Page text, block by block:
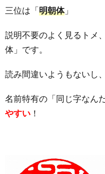
三位は「明朝体」
説明不要のよく見るトメ
体」です。
読み間違いようもないし、
名前特有の「同じ字なん
やすい ！